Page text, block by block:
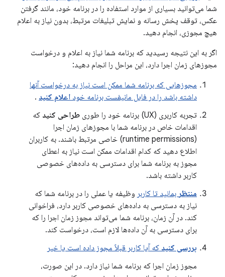
شما می‌توانید بسیاری از موارد استفاده را در برنامه خود، مانند گرفتن
عکس، توقف پخش رسانه و نمایش تبلیغات مرتبط، بدون نیاز به اعلام
هیچ مجوزی، انجام دهید.
اگر به این نتیجه رسیدید که برنامه شما نیاز به اعلام و درخواست
مجوزهای زمان اجرا دارد، این مراحل را انجام دهید:
مجوزهایی که برنامه شما ممکن است نیاز به درخواست آنها
داشته باشد را در فایل مانیفست برنامه خود اعلام کنید .
تجربه کاربری (UX) برنامه خود را طوری
طراحی کنید که
اقدامات خاص در برنامه شما با مجوزهای زمان اجرا
(runtime permissions) خاصی مرتبط باشند. به کاربران
اطلاع دهید که کدام اقدامات ممکن است نیاز به اعطای
مجوز به برنامه شما برای دسترسی به داده‌های خصوصی
کاربر داشته باشد.
منتظر بمانید تا کاربر وظیفه یا عملی را در برنامه شما که
نیاز به دسترسی به داده‌های خصوصی کاربر دارد، فراخوانی
کند. در آن زمان، برنامه شما می‌تواند مجوز زمان اجرا را که
برای دسترسی به آن داده‌ها لازم است، درخواست کند.
بررسی کنید که آیا کاربر قبلاً مجوز داده است یا خیر
مجوز زمان اجرا که برنامه شما نیاز دارد. در این صورت،